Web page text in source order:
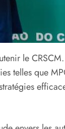
le
telles que